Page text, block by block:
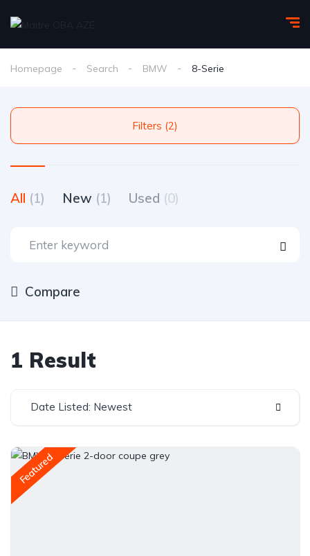
Homepage Search BMW 8-Serie
Filters (2)
All (1) New (1) Used (0)
Compare
1 Result
Date Listed: Newest
Featured